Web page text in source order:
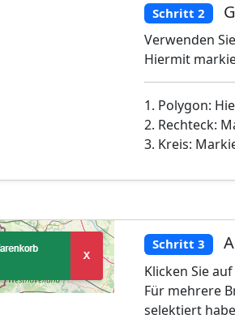
Schritt 2
Verwenden
Hiermit
1. Polygon:
2. Rechteck:
3. Kreis:
Schritt 3
Klicken Sie
Für mehrere
selektiert